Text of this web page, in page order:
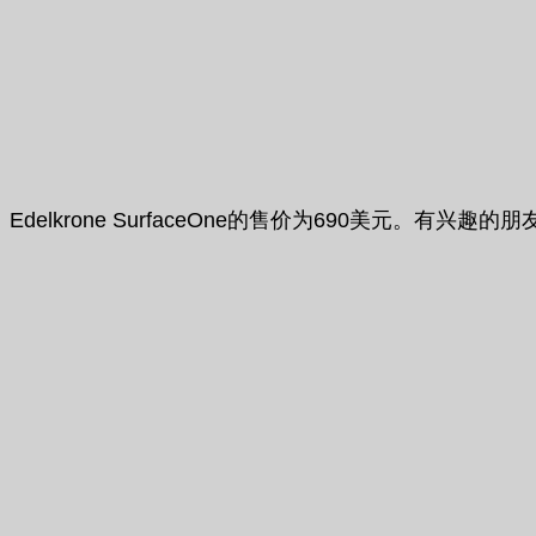
Edelkrone SurfaceOne的售价为690美元。有兴趣的朋